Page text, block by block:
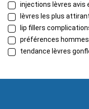
injections lèvres avis
lèvres les plus
lip fillers
préférences
tendance lèvres